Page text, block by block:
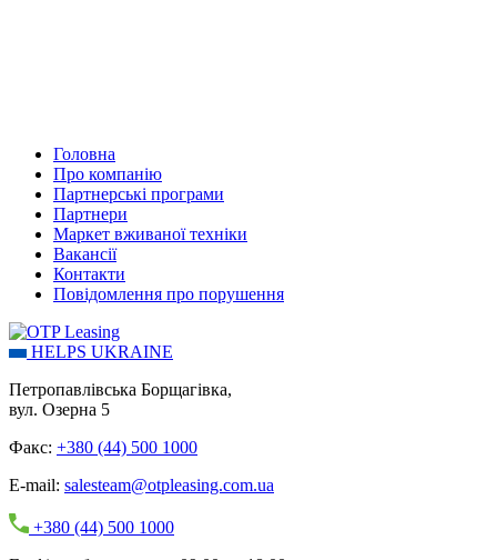
Головна
Про компанію
Партнерські програми
Партнери
Маркет вживаної техніки
Вакансії
Контакти
Повідомлення про порушення
HELPS UKRAINE
Петропавлівська Борщагівка,
вул. Озерна 5
Факс: +380 (44) 500 1000
E-mail: salesteam@otpleasing.com.ua
+380 (44) 500 1000